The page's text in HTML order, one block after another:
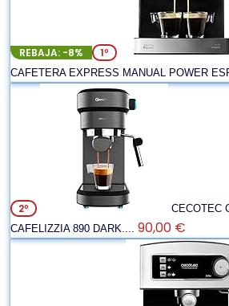
REBAJA: -8% 1º
CAFETERA EXPRESS MANUAL POWER
2º
CECOTEC
CAFELIZZIA 890 DARK....
90,00 €